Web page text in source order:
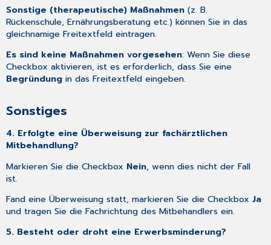
Sonstige (therapeutische) Maßnahmen (z. B.
Rückenschule, Ernährungsberatung etc.) können Sie in das
gleichnamige Freitextfeld eintragen.
Es sind keine Maßnahmen vorgesehen: Wenn Sie diese
Checkbox aktivieren, ist es erforderlich, dass Sie eine
Begründung in das Freitextfeld eingeben.
Sonstiges
4. Erfolgte eine Überweisung zur fachärztlichen
Mitbehandlung?
Markieren Sie die Checkbox Nein, wenn dies nicht der Fall
ist.
Fand eine Überweisung statt, markieren Sie die CheckboxJa
und tragen Sie die Fachrichtung des Mitbehandlers ein.
5. Besteht oder droht eine Erwerbsminderung?